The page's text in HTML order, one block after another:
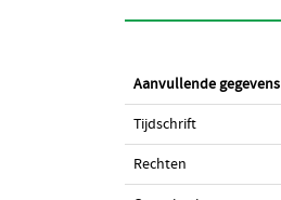
Aanvullende gegevens
Tijdschrift
Rechten